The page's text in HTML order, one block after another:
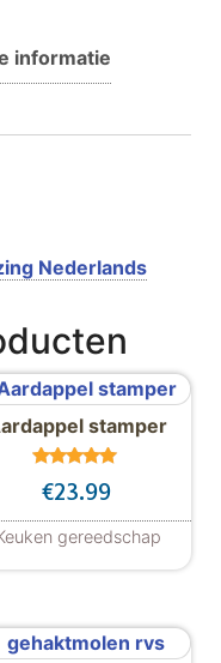
informatie
Nederlands
€29.95 tot €39.95
variaties.
stamper
d
uit 5
€23.99
gereedschap